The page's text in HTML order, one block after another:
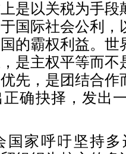
是以关税为手
国际社会公利，
的霸权利益。
是主权平等而不
先，是团结合
确抉择，发出
国家呼吁坚持